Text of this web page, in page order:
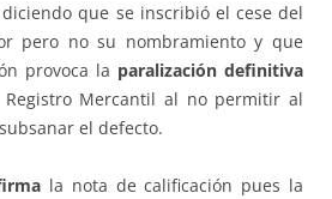
que se inscribió el cese del
pero no su nombramiento y que
provoca la paralización definitiva
Mercantil al no permitir al
el defecto.
la nota de calificación pues la